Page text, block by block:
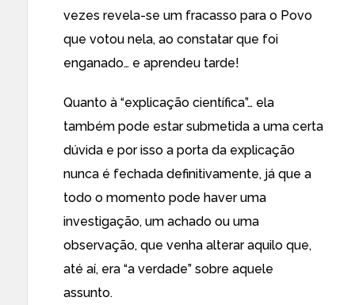
vezes revela-se um fracasso para o Povo
que votou nela, ao constatar que foi
enganado… e aprendeu tarde!
Quanto à “explicação científica”… ela
também pode estar submetida a uma certa
dúvida e por isso a porta da explicação
nunca é fechada definitivamente, já que a
todo o momento pode haver uma
investigação, um achado ou uma
observação, que venha alterar aquilo que,
até aí, era “a verdade” sobre aquele
assunto.